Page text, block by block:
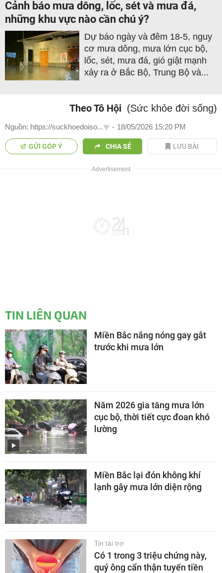
Cảnh báo mưa dông, lốc, sét và mưa đá,
những khu vực nào cần chú ý?
Dự báo ngày và đêm 18-5, nguy
cơ mưa dông, mưa lớn cục bộ,
lốc, sét, mưa đá, gió giật mạnh
xảy ra ở Bắc Bộ, Trung Bộ và...
Theo Tô Hội (Sức khỏe đời sống)
Nguồn: https://suckhoedoiso... - 18/05/2026 15:20 PM
GỬI GÓP Ý CHIA SẺ LƯU BÀI
TIN LIÊN QUAN
Miền Bắc nắng nóng gay gắt
trước khi mưa lớn
Năm 2026 gia tăng mưa lớn
cục bộ, thời tiết cực đoan khó
lường
Miền Bắc lại đón không khí
lạnh gây mưa lớn diện rộng
Tin tài trợ
Có 1 trong 3 triệu chứng này,
quý ông cẩn thận tuyến tiền